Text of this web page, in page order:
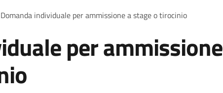
Domanda individuale per ammissione a stage o tirocinio
per ammissione